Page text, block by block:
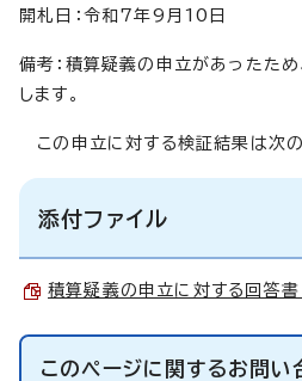
開札日：令和7年9月10日
備考：積算疑義の申立があったた
します。
この申立に対する検証結果は次の
添付ファイル
積算疑義の申立に対する回答
このページに関するお問い